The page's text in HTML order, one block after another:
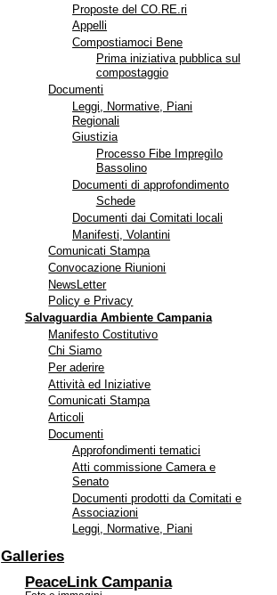
Proposte del CO.RE.ri
Appelli
Compostiamoci Bene
Prima iniziativa pubblica sul
compostaggio
Documenti
Leggi, Normative, Piani
Regionali
Giustizia
Processo Fibe Impregìlo
Bassolino
Documenti di approfondimento
Schede
Documenti dai Comitati locali
Manifesti, Volantini
Comunicati Stampa
Convocazione Riunioni
NewsLetter
Policy e Privacy
Salvaguardia Ambiente Campania
Manifesto Costitutivo
Chi Siamo
Per aderire
Attività ed Iniziative
Comunicati Stampa
Articoli
Documenti
Approfondimenti tematici
Atti commissione Camera e
Senato
Documenti prodotti da Comitati e
Associazioni
Leggi, Normative, Piani
Galleries
PeaceLink Campania